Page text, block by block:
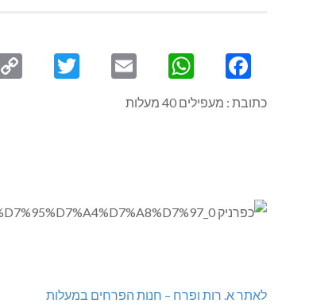
Facebook
WhatsApp
Email
Twitter
כתובת : מעפילים 40 מעלות
לאתר א. רות ופרח – חנות הפרחים במעלות